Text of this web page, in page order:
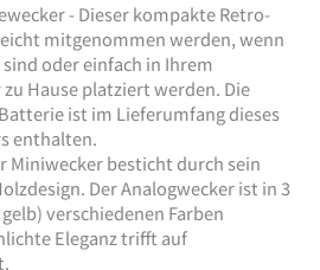
- Dieser kompakte Retro-
mitgenommen werden, wenn
sind oder einfach in Ihrem
Hause platziert werden. Die
ist im Lieferumfang dieses
enthalten.
Miniwecker besticht durch sein
Der Analogwecker ist in 3
verschiedenen Farben
Eleganz trifft auf